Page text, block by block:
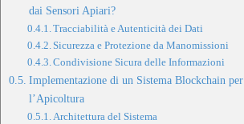
dai Sensori Apiari?
Tracciabilità e Autenticità dei Dati
Sicurezza e Protezione da Manomissioni
Condivisione Sicura delle Informazioni
Implementazione di un Sistema Blockchain per
l’Apicoltura
Architettura del Sistema